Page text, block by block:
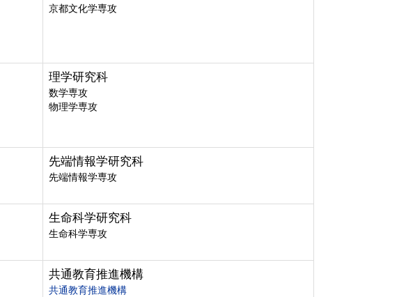
京都文化学専攻
理学研究科
数学専攻
物理学専攻
先端情報学研究科
先端情報学専攻
生命科学研究科
生命科学専攻
共通教育推進機構
共通教育推進機構